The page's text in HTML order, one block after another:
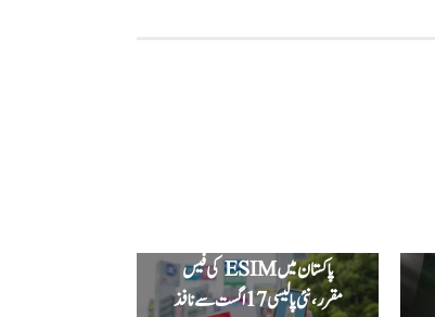
پاکستان میں ESIM کی فیس
مقرر، نئی پالیسی 17 اگست سے نافذ